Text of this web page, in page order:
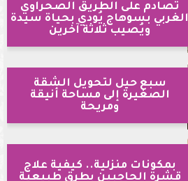
تصادم على الطريق الصحراوي
الغربي بسوهاج يُودي بحياة سيدة
ويُصيب ثلاثة آخرين
سبع حيل لتحويل الشقة
الصغيرة إلى مساحة أنيقة
ومريحة
بمكونات منزلية.. كيفية علاج
قشرة الحاجبين بطرق طبيعية